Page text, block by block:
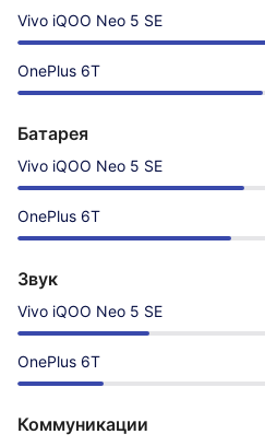
Vivo iQOO Neo 5 SE
OnePlus 6T
Батарея
Vivo iQOO Neo 5 SE
OnePlus 6T
Звук
Vivo iQOO Neo 5 SE
OnePlus 6T
Коммуникации